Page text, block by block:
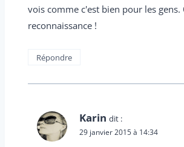
vois comme c'est bien pour les gens.
reconnaissance !
Répondre
Karin dit :
29 janvier 2015 à 14:34